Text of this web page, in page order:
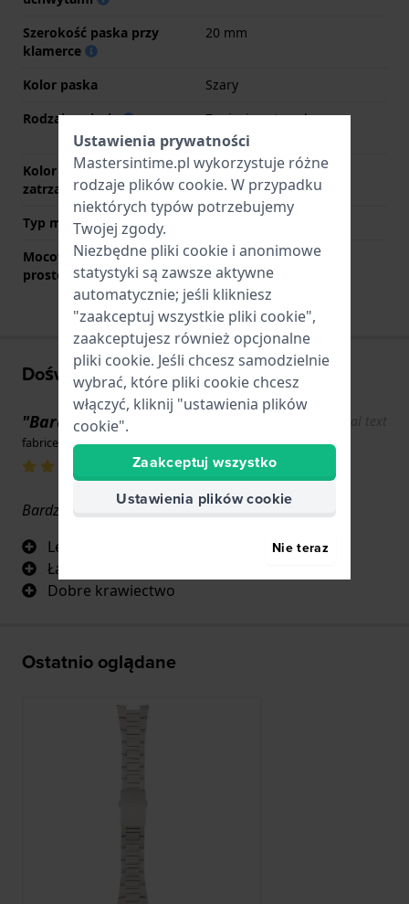
Szerokość paska przy
klamerce
20 mm
Kolor paska
Szary
Rodzaj zapięcia
Zapięcie zatrzaskowe z
przyciskami
Kolor zapięcia
zatrzaskowego
Szary
Typ mocowania
Mocowanie za pomocą
prostego bolca
Nie
Doświadczenia użytkowników
"Bardzo lekka bransoletka" Show original text
fabrice antolini · 17 czerwca 2022
Bardzo dobry produkt
Lekki
Łatwa regulacja
Dobre krawiectwo
Ostatnio oglądane
Ustawienia prywatności
Mastersintime.pl wykorzystuje różne
rodzaje plików cookie. W przypadku
niektórych typów potrzebujemy
Twojej zgody.
Niezbędne pliki cookie i anonimowe
statystyki są zawsze aktywne
automatycznie; jeśli klikniesz
"zaakceptuj wszystkie pliki cookie",
zaakceptujesz również opcjonalne
pliki cookie. Jeśli chcesz samodzielnie
wybrać, które pliki cookie chcesz
włączyć, kliknij "ustawienia plików
cookie".
Zaakceptuj wszystko
Ustawienia plików cookie
Nie teraz